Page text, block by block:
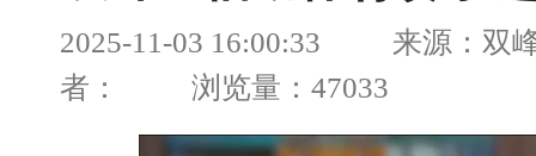
2025-11-03 16:00:33 来源：双峰
者： 浏览量：47033